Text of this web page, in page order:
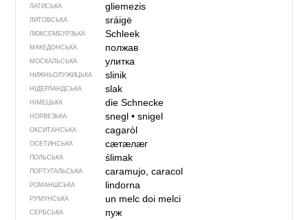
ЛАТИСЬКА gliemezis
ЛИТОВСЬКА sráigė
ЛЮКСЕМБУРЗЬКА Schleek
МАКЕДОНСЬКА полжав
МОСКАЛЬСЬКА улитка
НИЖНЬОЛУЖИЦЬКА slinik
НІДЕРЛАНДСЬКА slak
НІМЕЦЬКА die Schnecke
НОРВЕЗЬКА snegl• snigel
ОКСИТАНСЬКА cagaròl
ОСЕТИНСЬКА сӕтӕлӕг
ПОЛЬСЬКА ślimak
ПОРТУГАЛЬСЬКА caramujo, caracol
РОМАНШСЬКА lindorna
РУМУНСЬКА un melcdoi melci
СЕРБСЬКА пуж